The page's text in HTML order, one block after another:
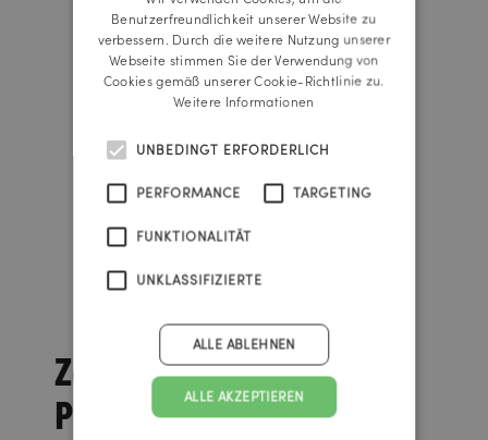
Zahlreiche
Preise
Benutzerfreundlichkeit unserer Website zu
verbessern. Durch die weitere Nutzung unserer
Webseite stimmen Sie der Verwendung von
Cookies gemäß unserer Cookie-Richtlinie zu.
Weitere Informationen
UNBEDINGT ERFORDERLICH
PERFORMANCE TARGETING
FUNKTIONALITÄT
UNKLASSIFIZIERTE
ALLE AKZEPTIEREN
ALLE ABLEHNEN